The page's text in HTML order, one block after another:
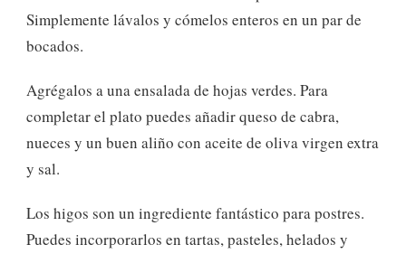
Simplemente lávalos y cómelos enteros en un par de
bocados.
Agrégalos a una ensalada de hojas verdes. Para
completar el plato puedes añadir queso de cabra,
nueces y un buen aliño con aceite de oliva virgen extra
y sal.
Los higos son un ingrediente fantástico para postres.
Puedes incorporarlos en tartas, pasteles, helados y